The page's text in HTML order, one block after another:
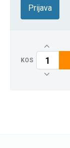
Prijava
KOS